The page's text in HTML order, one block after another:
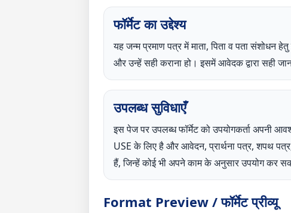
फॉर्मेट का उद्देश्य
यह जन्म प्रमाण पत्र में माता, पिता व पता संशोधन
और उन्हें सही कराना हो। इसमें आवेदक द्वारा सही
उपलब्ध सुविधाएँ
इस पेज पर उपलब्ध फॉर्मेट को उपयोगकर्ता अपनी
USE के लिए है और आवेदन, प्रार्थना पत्र, शपथ
हैं, जिन्हें कोई भी अपने काम के अनुसार उपयोग कर
Format Preview / फॉर्मेट प्रीव्यू